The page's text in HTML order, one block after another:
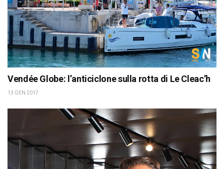
Vendée Globe: l’anticiclone sulla rotta di Le Cleac’h
13 GEN 2017